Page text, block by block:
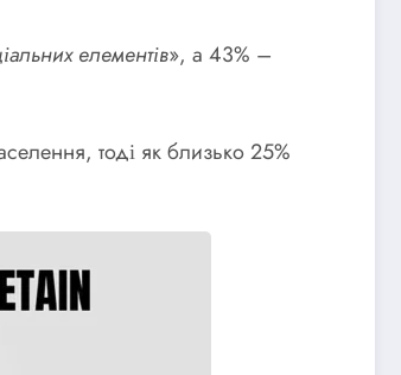
елементів», а 43% –
тоді як близько 25%